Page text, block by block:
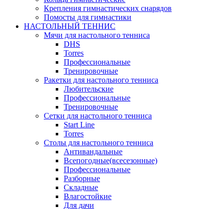
Крепления гимнастических снарядов
Помосты для гимнастики
НАСТОЛЬНЫЙ ТЕННИС
Мячи для настольного тенниса
DHS
Torres
Профессиональные
Тренировочные
Ракетки для настольного тенниса
Любительские
Профессиональные
Тренировочные
Сетки для настольного тенниса
Start Line
Torres
Столы для настольного тенниса
Антивандальные
Всепогодные(всесезонные)
Профессиональные
Разборные
Складные
Влагостойкие
Для дачи